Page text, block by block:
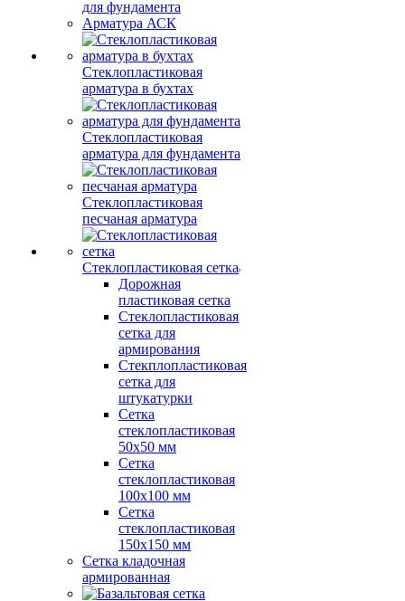
для фундамента
Арматура АСК
Стеклопластиковая
арматура в бухтах
Стеклопластиковая
арматура для фундамента
Стеклопластиковая
песчаная арматура
Стеклопластиковая сетка
Дорожная
пластиковая сетка
Стеклопластиковая
сетка для
армирования
Стекплопластиковая
сетка для
штукатурки
Сетка
стеклопластиковая
50x50 мм
Сетка
стеклопластиковая
100x100 мм
Сетка
стеклопластиковая
150x150 мм
Сетка кладочная
армированная